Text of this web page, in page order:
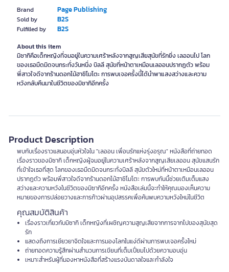
Brand Page Publishing
Sold by B2S
Fulfilled by B2S
About this item
มิซากิคือเด็กหญิงที่จมอยู่ในความเศร้าหลังจากสูญเสียสุนัขที่รักยิ่ง เลออนไป โลก
ของเธอมืดมิดจนกระทั่งวันหนึ่ง บิลลี สุนัขที่หน้าตาเหมือนเลออนปรากฏตัว พร้อม
พี่สาวใจดีจากร้านดอกไม้ฮาชิโมโตะ การพบเจอครั้งนี้ได้นำพาแสงสว่างและความ
หวังกลับคืนมาในชีวิตของมิซากิอีกครั้ง
Product Description
พบกับเรื่องราวแสนอบอุ่นหัวใจใน "เลออน เพื่อนรักแห่งรุ่งอรุณ" หนังสือที่ถ่ายทอด
เรื่องราวของมิซากิ เด็กหญิงผู้จมอยู่ในความเศร้าหลังจากสูญเสียเลออน สุนัขแสนรัก
ที่เข้าใจเธอที่สุด โลกของเธอมืดมิดจนกระทั่งบิลลี สุนัขตัวใหม่ที่หน้าตาเหมือนเลออน
ปรากฏตัว พร้อมพี่สาวใจดีจากร้านดอกไม้ฮาชิโมโตะ การพบกันนี้ช่วยเติมเต็มแสง
สว่างและความหวังในชีวิตของมิซากิอีกครั้ง หนังสือเล่มนี้จะทำให้คุณมองเห็นความ
หมายของการปล่อยวางและการก้าวผ่านอุปสรรคเพื่อค้นพบความหวังใหม่ในชีวิต
คุณสมบัติสินค้า
เรื่องราวเกี่ยวกับมิซากิ เด็กหญิงที่เผชิญความสูญเสียจากการจากไปของสุนัขสุด
รัก
แสดงถึงการเยียวยาจิตใจและการมองโลกในแง่ดีผ่านการพบเจอครั้งใหม่
ถ่ายทอดความรู้สึกผ่านสำนวนการเขียนที่เต็มเปี่ยมไปด้วยความอบอุ่น
เหมาะสำหรับผู้ที่มองหาหนังสือที่สร้างแรงบันดาลใจและกำลังใจ